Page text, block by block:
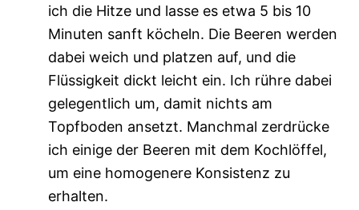
ich die Hitze und lasse es etwa 5 bis 10
Minuten sanft köcheln. Die Beeren werden
dabei weich und platzen auf, und die
Flüssigkeit dickt leicht ein. Ich rühre dabei
gelegentlich um, damit nichts am
Topfboden ansetzt. Manchmal zerdrücke
ich einige der Beeren mit dem Kochlöffel,
um eine homogenere Konsistenz zu
erhalten.